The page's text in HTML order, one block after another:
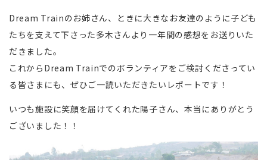
Dream Trainのお姉さん、ときに大きなお友達のように子ども
たちを支えて下さった多木さんより一年間の感想をお送りいた
だきました。
これからDream Trainでのボランティアをご検討くださってい
る皆さまにも、ぜひご一読いただきたいレポートです！
いつも施設に笑顔を届けてくれた陽子さん、本当にありがとう
ございました！！